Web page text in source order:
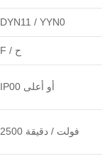
DYN11 / YYN0
F / ح
IP00 أو أعلى
2500 فولت / دقيقة